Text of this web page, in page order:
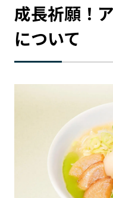
成長祈願！
について